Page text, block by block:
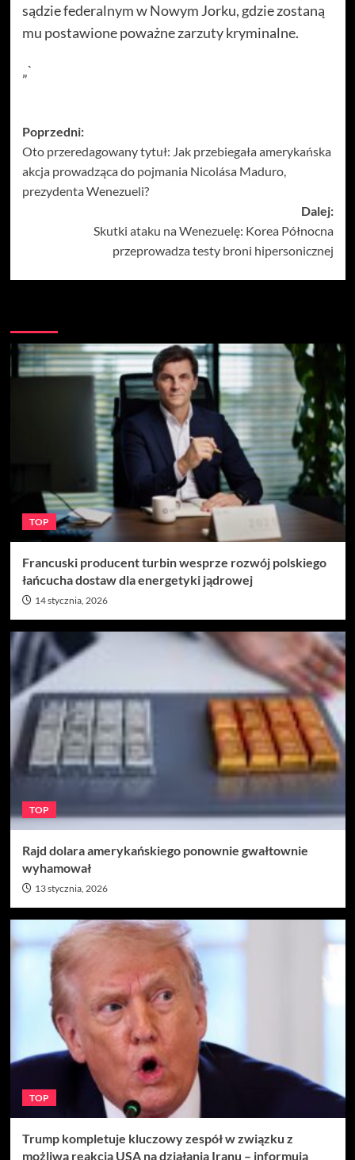
sądzie federalnym w Nowym Jorku, gdzie zostaną
mu postawione poważne zarzuty kryminalne.
„`
Zobacz
wpisy
Poprzedni:
Oto przeredagowany tytuł: Jak przebiegała amerykańska
akcja prowadząca do pojmania Nicolása Maduro,
prezydenta Wenezueli?
Dalej:
Skutki ataku na Wenezuelę: Korea Północna
przeprowadza testy broni hipersonicznej
TOP
Francuski producent turbin wesprze rozwój polskiego
łańcucha dostaw dla energetyki jądrowej
14 stycznia, 2026
TOP
Rajd dolara amerykańskiego ponownie gwałtownie
wyhamował
13 stycznia, 2026
TOP
Trump kompletuje kluczowy zespół w związku z
możliwą reakcją USA na działania Iranu – informują